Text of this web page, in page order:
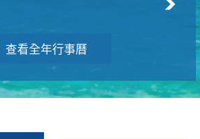
查看全年行事曆